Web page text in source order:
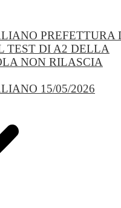
PREFETTURA
TEST DI A2 DELLA
NON RILASCIA
15/05/2026